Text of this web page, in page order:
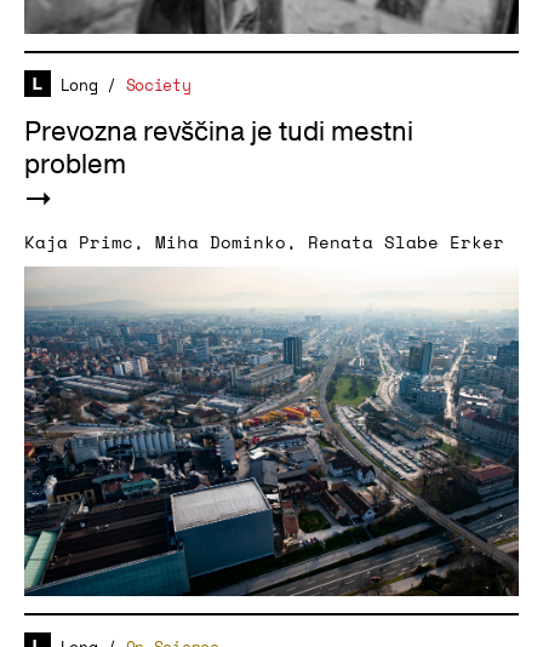
Long / Society
Prevozna revščina je tudi mestni
problem
Kaja Primc, Miha Dominko, Renata Slabe Erker